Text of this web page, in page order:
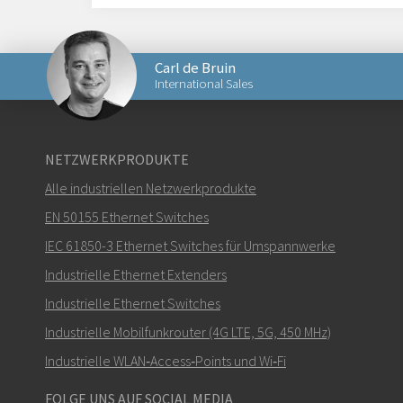
Carl de Bruin
International Sales
Wie kann Carl Sie kontaktieren?
NETZWERKPRODUKTE
Alle industriellen Netzwerkprodukte
EN 50155 Ethernet Switches
IEC 61850-3 Ethernet Switches für Umspannwerke
Industrielle Ethernet Extenders
Industrielle Ethernet Switches
Industrielle Mobilfunkrouter (4G LTE, 5G, 450 MHz)
Industrielle WLAN‑Access‑Points und Wi‑Fi
FOLGE UNS AUF SOCIAL MEDIA